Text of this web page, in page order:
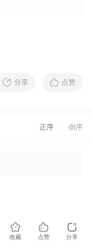
分享 点赞
正序 倒序
收藏 点赞 分享